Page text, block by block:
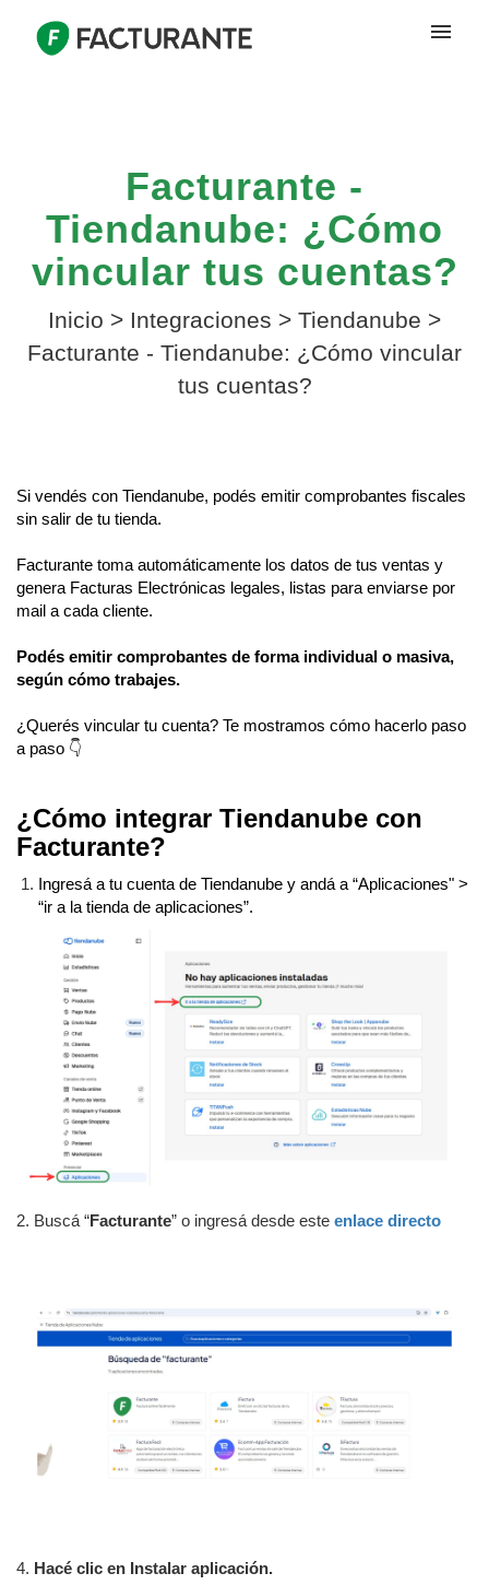
Facturante -
Tiendanube: ¿Cómo
vincular tus cuentas?
Inicio > Integraciones > Tiendanube >
Facturante - Tiendanube: ¿Cómo vincular
tus cuentas?
Si vendés con Tiendanube, podés emitir comprobantes fiscales
sin salir de tu tienda.
Facturante toma automáticamente los datos de tus ventas y
genera Facturas Electrónicas legales, listas para enviarse por
mail a cada cliente.
Podés emitir comprobantes de forma individual o masiva,
según cómo trabajes.
¿Querés vincular tu cuenta? Te mostramos cómo hacerlo paso
a paso 👇
¿Cómo integrar Tiendanube con
Facturante?
Ingresá a tu cuenta de Tiendanube y andá a “Aplicaciones" >
“ir a la tienda de aplicaciones”.
2. Buscá “Facturante” o ingresá desde este enlace directo
4. Hacé clic en Instalar aplicación.